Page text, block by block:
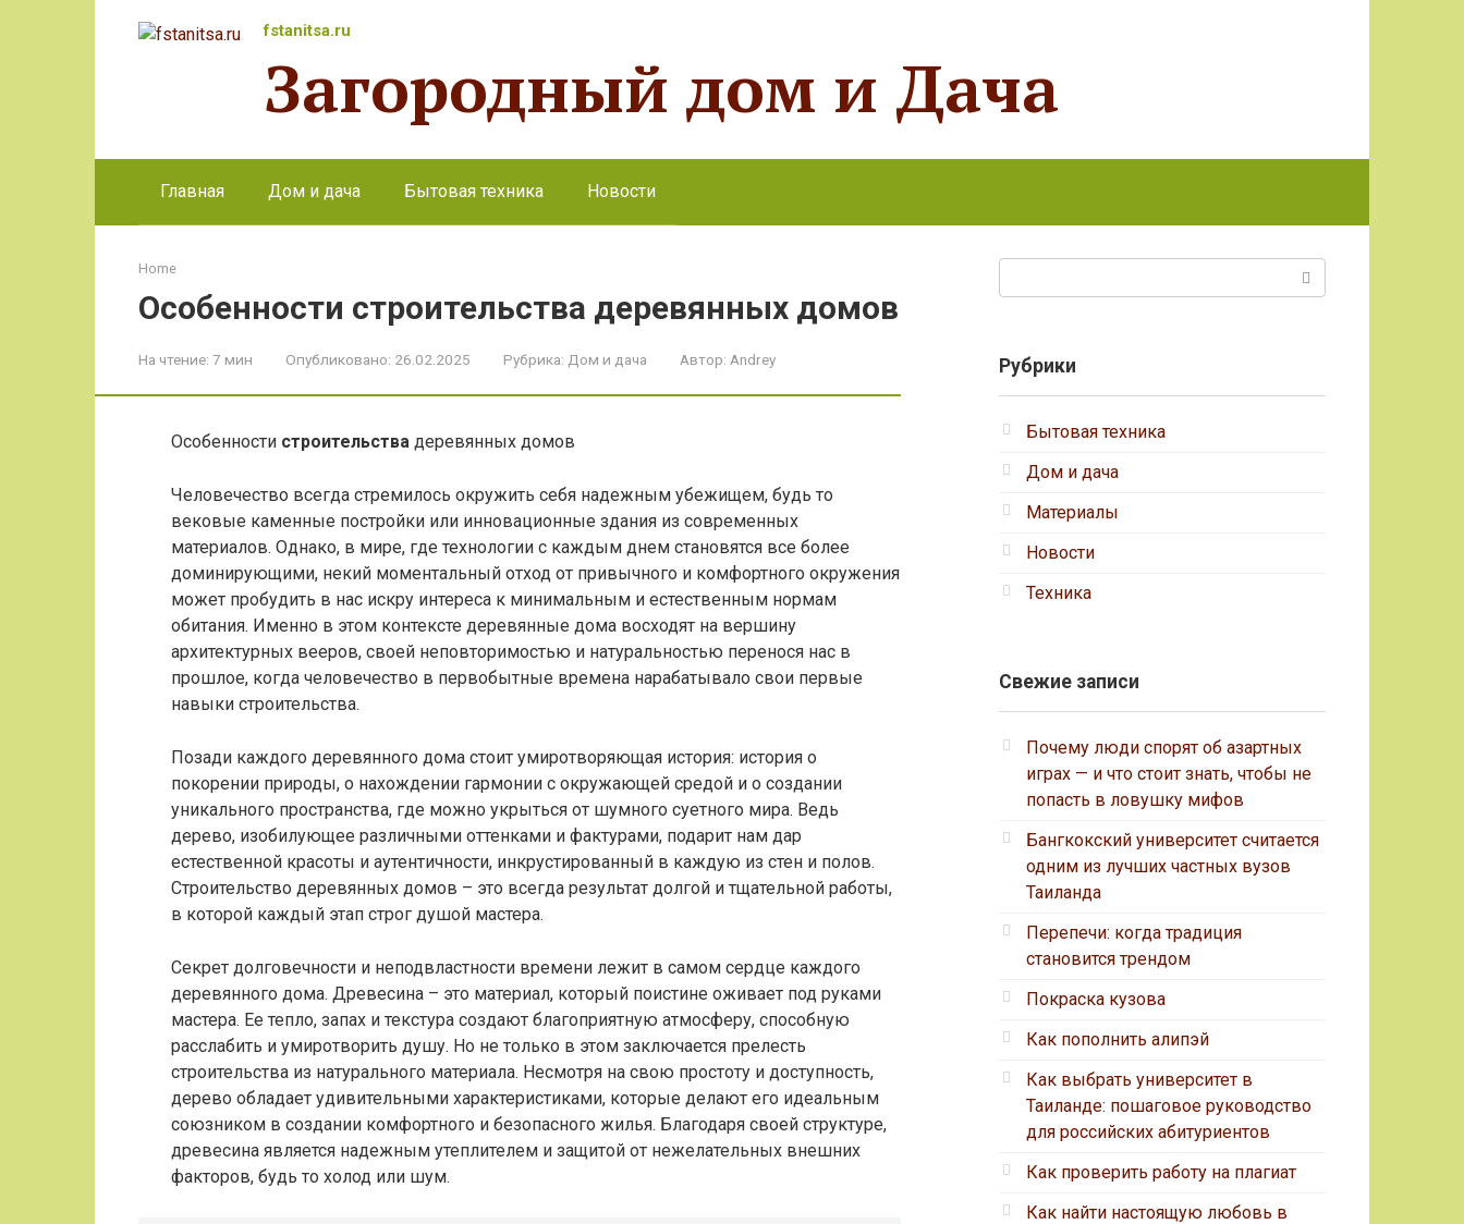
fstanitsa.ru
Загородный дом и Дача
Главная Дом и дача Бытовая техника Новости
Home
Особенности строительства деревянных домов
На чтение: 7 мин Опубликовано: 26.02.2025 Рубрика: Дом и дача Автор: Andrey
Особенности строительства деревянных домов
Человечество всегда стремилось окружить себя надежным убежищем, будь то
вековые каменные постройки или инновационные здания из современных
материалов. Однако, в мире, где технологии с каждым днем становятся все более
доминирующими, некий моментальный отход от привычного и комфортного окружения
может пробудить в нас искру интереса к минимальным и естественным нормам
обитания. Именно в этом контексте деревянные дома восходят на вершину
архитектурных вееров, своей неповторимостью и натуральностью перенося нас в
прошлое, когда человечество в первобытные времена нарабатывало свои первые
навыки строительства.
Позади каждого деревянного дома стоит умиротворяющая история: история о
покорении природы, о нахождении гармонии с окружающей средой и о создании
уникального пространства, где можно укрыться от шумного суетного мира. Ведь
дерево, изобилующее различными оттенками и фактурами, подарит нам дар
естественной красоты и аутентичности, инкрустированный в каждую из стен и полов.
Строительство деревянных домов – это всегда результат долгой и тщательной работы,
в которой каждый этап строг душой мастера.
Секрет долговечности и неподвластности времени лежит в самом сердце каждого
деревянного дома. Древесина – это материал, который поистине оживает под руками
мастера. Ее тепло, запах и текстура создают благоприятную атмосферу, способную
расслабить и умиротворить душу. Но не только в этом заключается прелесть
строительства из натурального материала. Несмотря на свою простоту и доступность,
дерево обладает удивительными характеристиками, которые делают его идеальным
союзником в создании комфортного и безопасного жилья. Благодаря своей структуре,
древесина является надежным утеплителем и защитой от нежелательных внешних
факторов, будь то холод или шум.
Рубрики
Бытовая техника
Дом и дача
Материалы
Новости
Техника
Свежие записи
Почему люди спорят об азартных
играх — и что стоит знать, чтобы не
попасть в ловушку мифов
Бангкокский университет считается
одним из лучших частных вузов
Таиланда
Перепечи: когда традиция
становится трендом
Покраска кузова
Как пополнить алипэй
Как выбрать университет в
Таиланде: пошаговое руководство
для российских абитуриентов
Как проверить работу на плагиат
Как найти настоящую любовь в